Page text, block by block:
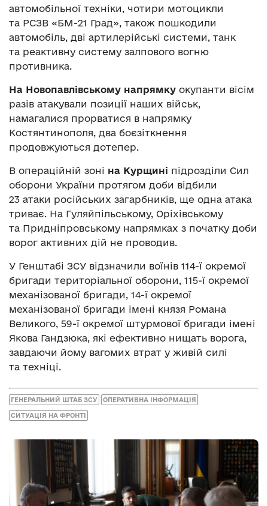
автомобільної техніки, чотири мотоцикли
та РСЗВ «БМ-21 Град», також пошкодили
автомобіль, дві артилерійські системи, танк
та реактивну систему залпового вогню
противника.
На Новопавлівському напрямку окупанти вісім
разів атакували позиції наших військ,
намагалися прорватися в напрямку
Костянтинополя, два боєзіткнення
продовжуються дотепер.
В операційній зоні на Курщині підрозділи Сил
оборони України протягом доби відбили
23 атаки російських загарбників, ще одна атака
триває. На Гуляйпільському, Оріхівському
та Придніпровському напрямках з початку доби
ворог активних дій не проводив.
У Генштабі ЗСУ відзначили воїнів 114-ї окремої
бригади територіальної оборони, 115-ї окремої
механізованої бригади, 14-ї окремої
механізованої бригади імені князя Романа
Великого, 59-ї окремої штурмової бригади імені
Якова Гандзюка, які ефективно нищать ворога,
завдаючи йому вагомих втрат у живій силі
та техніці.
ГЕНЕРАЛЬНИЙ ШТАБ ЗСУ ОПЕРАТИВНА ІНФОРМАЦІЯ
СИТУАЦІЯ НА ФРОНТІ